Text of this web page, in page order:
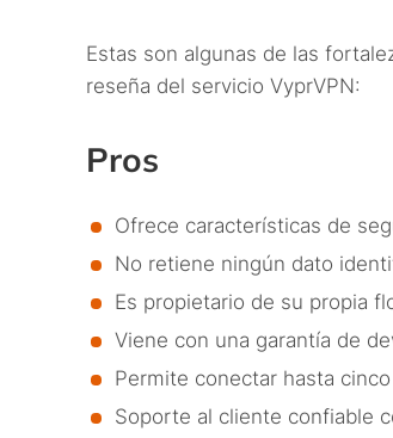
Estas son algunas de las
reseña del servicio VyprVPN:
Pros
Ofrece características de
No retiene ningún dato
Es propietario de su propia
Viene con una garantía de
Permite conectar hasta
Soporte al cliente confiable